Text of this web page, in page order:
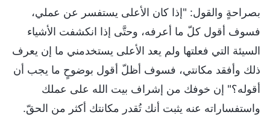
بصراحةٍ والقول: "إذا كان الأعلى يستفسر عن عملي،
فسوف أقول كلّ ما أعرفه، وحتَّى إذا انكشفت الأشياء
السيئة التي فعلتها ولم يعد الأعلى يستخدمني ما إن يعرف
ذلك وأفقد مكانتي، فسوف أظلّ أقول بوضوحٍ ما يجب أن
أقوله؟" إن خوفك من إشراف بيت الله على عملك
واستفساراته عنه يثبت أنك تُقدر مكانتك أكثر من الحقّ.